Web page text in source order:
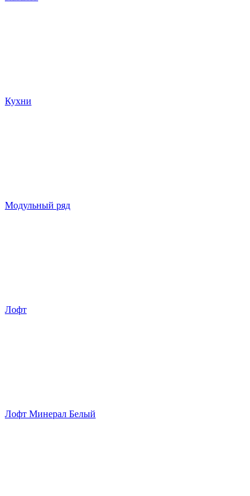
Кухни
Модульный ряд
Лофт
Лофт Минерал Белый